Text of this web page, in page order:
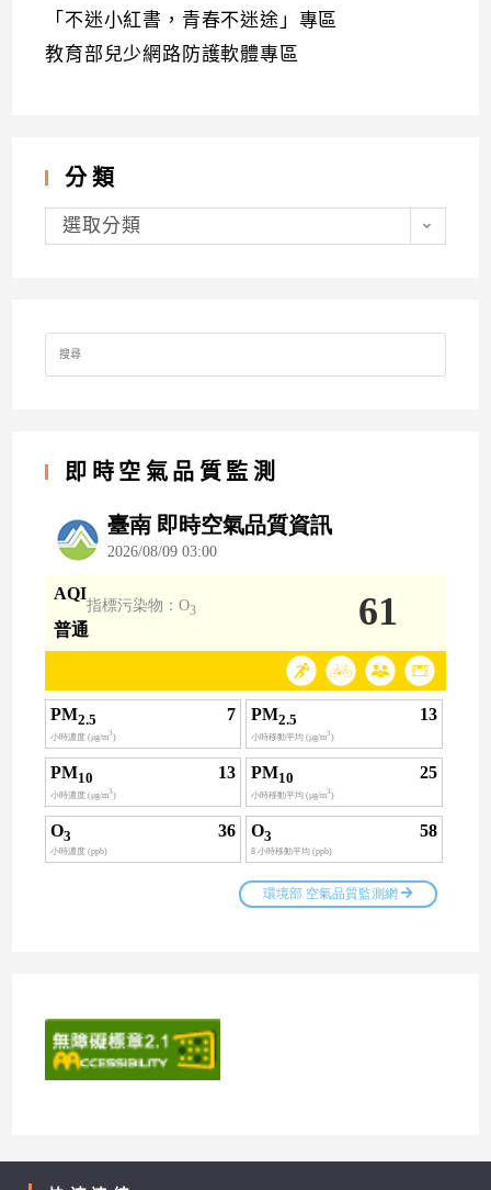
「不迷小紅書，青春不迷途」專區
教育部兒少網路防護軟體專區
分類
分
類選取分類
Search
for:
即時空氣品質監測